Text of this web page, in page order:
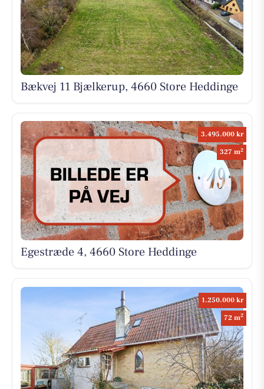
Bækvej 11 Bjælkerup, 4660 Store Heddinge
3.495.000 kr
327 m2
Egestræde 4, 4660 Store Heddinge
1.250.000 kr
72 m2